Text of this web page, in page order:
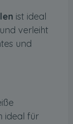
ist ideal
verleiht
und
ideal für